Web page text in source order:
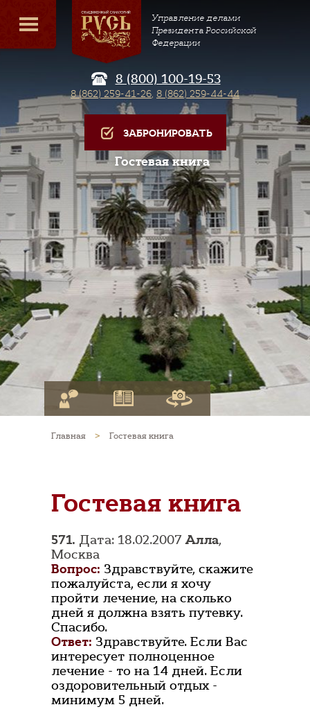
Управление делами
Президента Российской
Федерации
8 (800) 100-19-53
8 (862) 259-41-26, 8 (862) 259-44-44
ЗАБРОНИРОВАТЬ
Гостевая книга
Главная > Гостевая книга
Гостевая книга
571. Дата: 18.02.2007Алла,
Москва
Вопрос: Здравствуйте, скажите
пожалуйста, если я хочу
пройти лечение, на сколько
дней я должна взять путевку.
Спасибо.
Ответ: Здравствуйте. Если Вас
интересует полноценное
лечение - то на 14 дней. Если
оздоровительный отдых -
минимум 5 дней.